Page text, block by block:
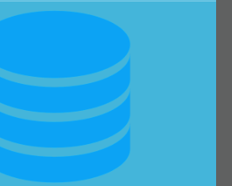
дараҷаҳои илмӣ
унвонҳои илмӣ
диссертатсияҳо